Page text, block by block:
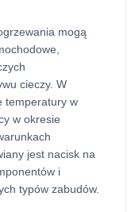
mogą
cieczy. W
temperatury w
w okresie
jest nacisk na
i
typów zabudów.